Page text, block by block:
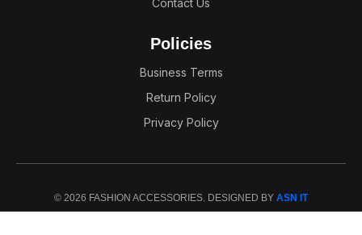
Policies
Business Terms
Return Policy
Privacy Policy
© 2026 FASHION ACCESSORIES. DESIGNED BY ASN IT